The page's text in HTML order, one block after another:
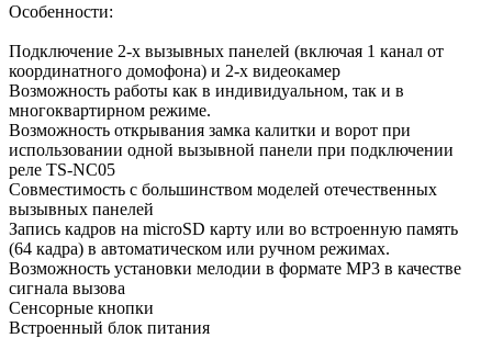
Особенности:
Подключение 2-х вызывных панелей (включая 1 канал от
координатного домофона) и 2-х видеокамер
Возможность работы как в индивидуальном, так и в
многоквартирном режиме.
Возможность открывания замка калитки и ворот при
использовании одной вызывной панели при подключении
реле TS-NC05
Совместимость с большинством моделей отечественных
вызывных панелей
Запись кадров на microSD карту или во встроенную память
(64 кадра) в автоматическом или ручном режимах.
Возможность установки мелодии в формате MP3 в качестве
сигнала вызова
Сенсорные кнопки
Встроенный блок питания